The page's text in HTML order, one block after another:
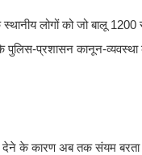
स्थानीय लोगों को जो बालू
पुलिस-प्रशासन कानून-
के कारण अब तक संयम बरता